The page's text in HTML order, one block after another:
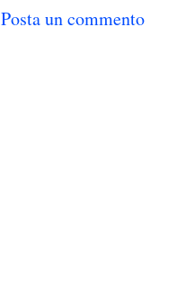
Posta un commento